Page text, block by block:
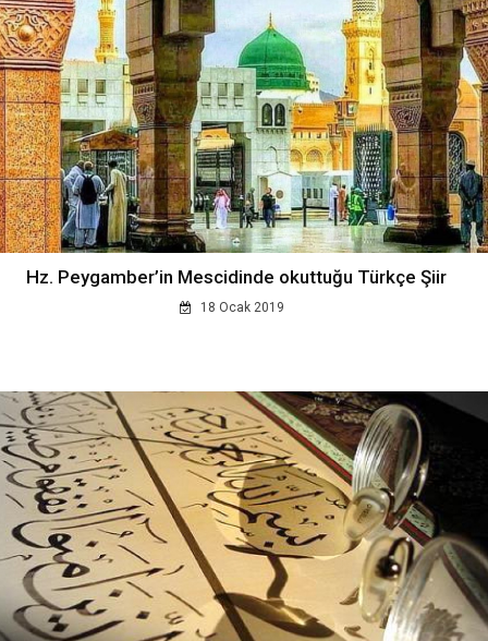
Hz. Peygamber’in Mescidinde okuttuğu Türkçe Şiir
18 Ocak 2019